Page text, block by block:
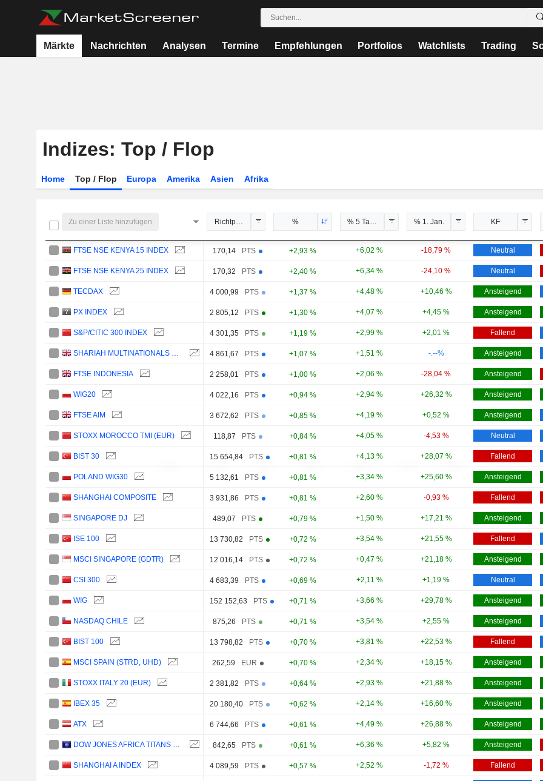
Märkte Nachrichten Analysen Termine Empfehlungen Portfolios Watchlists Trading
Indizes: Top / Flop
Home Top / Flop Europa Amerika Asien Afrika
Zu einer Liste hinzufügen Richtpreis % % 5 Tage % 1. Jan. KF
FTSE NSE KENYA 15 INDEX 170,14 PTS +2,93 % +6,02 % -18,79 % Neutral
FTSE NSE KENYA 25 INDEX 170,32 PTS +2,40 % +6,34 % -24,10 % Neutral
TECDAX 4 000,99 PTS +1,37 % +4,48 % +10,46 % Ansteigend
PX INDEX 2 805,12 PTS +1,30 % +4,07 % +4,45 % Ansteigend
S&P/CITIC 300 INDEX 4 301,35 PTS +1,19 % +2,99 % +2,01 % Fallend
SHARIAH MULTINATIONALS 150 INDEX 4 861,67 PTS +1,07 % +1,51 % -.--% Ansteigend
FTSE INDONESIA 2 258,01 PTS +1,00 % +2,06 % -28,04 % Ansteigend
WIG20 4 022,16 PTS +0,94 % +2,94 % +26,32 % Ansteigend
FTSE AIM 3 672,62 PTS +0,85 % +4,19 % +0,52 % Ansteigend
STOXX MOROCCO TMI (EUR) 118,87 PTS +0,84 % +4,05 % -4,53 % Neutral
BIST 30 15 654,84 PTS +0,81 % +4,13 % +28,07 % Fallend
POLAND WIG30 5 132,61 PTS +0,81 % +3,34 % +25,60 % Ansteigend
SHANGHAI COMPOSITE 3 931,86 PTS +0,81 % +2,60 % -0,93 % Fallend
SINGAPORE DJ 489,07 PTS +0,79 % +1,50 % +17,21 % Ansteigend
ISE 100 13 730,82 PTS +0,72 % +3,54 % +21,55 % Fallend
MSCI SINGAPORE (GDTR) 12 016,14 PTS +0,72 % +0,47 % +21,18 % Ansteigend
CSI 300 4 683,39 PTS +0,69 % +2,11 % +1,19 % Neutral
WIG 152 152,63 PTS +0,71 % +3,66 % +29,78 % Ansteigend
NASDAQ CHILE 875,26 PTS +0,71 % +3,54 % +2,55 % Ansteigend
BIST 100 13 798,82 PTS +0,70 % +3,81 % +22,53 % Fallend
MSCI SPAIN (STRD, UHD) 262,59 EUR +0,70 % +2,34 % +18,15 % Ansteigend
STOXX ITALY 20 (EUR) 2 381,82 PTS +0,64 % +2,93 % +21,88 % Ansteigend
IBEX 35 20 180,40 PTS +0,62 % +2,14 % +16,60 % Ansteigend
ATX 6 744,66 PTS +0,61 % +4,49 % +26,88 % Ansteigend
DOW JONES AFRICA TITANS 50 INDEX 842,65 PTS +0,61 % +6,36 % +5,82 % Ansteigend
SHANGHAI A INDEX 4 089,59 PTS +0,57 % +2,52 % -1,72 % Fallend